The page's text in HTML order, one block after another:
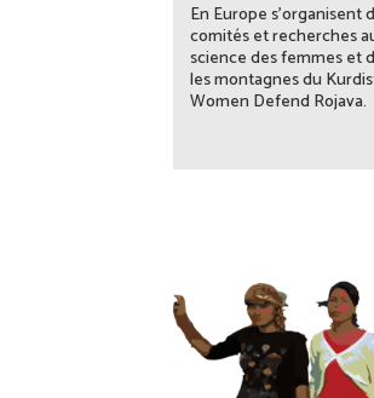
En Europe s’organisent
comités et recherches
science des femmes et
les montagnes du
Women Defend Rojava.